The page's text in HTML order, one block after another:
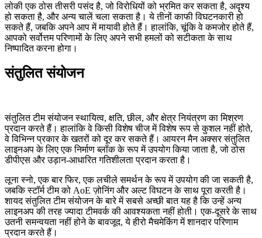
लोकी एक ठोस तीसरी पसंद है, जो विरोधियों को भ्रमित कर सकता है, अदृश्य
हो सकता है, और अन्य चालें चला सकता है। ये तीनों काफी विघटनकारी हो
सकते हैं, जबकि अपने आप में मायावी होते हैं। हालांकि, चूंकि वे कमजोर होते हैं,
आपको सर्वोत्तम परिणामों के लिए अपने सभी हमलों को सटीकता के साथ
निष्पादित करना होगा।
संतुलित संयोजन
संतुलित टीम संयोजन स्थायित्व, क्षति, छील, और क्षेत्र नियंत्रण का मिश्रण
प्रदान करते हैं। हालांकि वे किसी विशेष चीज में विशेष रूप से कुशल नहीं होते,
वे विभिन्न प्रकार के खतरों को दूर कर सकते हैं। आयरन मैन अक्सर संतुलित
लाइनअप के लिए एक निर्माण ब्लॉक के रूप में उपयोग किया जाता है, जो ठोस
डीपीएस और उड़ान-आधारित गतिशीलता प्रदान करता है।
लूना स्नो, एक बार फिर, एक लचीले समर्थन के रूप में उपयोग की जा सकती है,
जबकि स्टॉर्म टीम को AoE ज़ोनिंग और अल्ट विघटन के साथ पूरा करती है।
शायद संतुलित टीम संयोजन के बारे में सबसे अच्छी बात यह है कि उन्हें अन्य
लाइनअप की तरह ज्यादा टीमवर्क की आवश्यकता नहीं होती। एक-दूसरे के साथ
उतनी समन्वयता नहीं होने के बावजूद, ये हीरो मैचमेकिंग में शानदार परिणाम
प्रदान करते हैं।